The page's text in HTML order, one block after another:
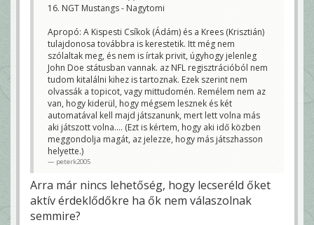
16. NGT Mustangs - Nagytomi
Apropó: A Kispesti Csíkok (Ádám) és a Krees (Krisztián)
tulajdonosa továbbra is kerestetik. Itt még nem
szólaltak meg, és nem is írtak privit, úgyhogy jelenleg
John Doe státusban vannak. az NFL regisztrációból nem
tudom kitalálni kihez is tartoznak. Ezek szerint nem
olvassák a topicot, vagy mittudomén. Remélem nem az
van, hogy kiderül, hogy mégsem lesznek és két
automatával kell majd játszanunk, mert lett volna más
aki játszott volna.... (Ezt is kértem, hogy aki idő közben
meggondolja magát, az jelezze, hogy más játszhasson
helyette.)
peterk2005
Arra már nincs lehetőség, hogy lecseréld őket
aktív érdeklődőkre ha ők nem válaszolnak
semmire?